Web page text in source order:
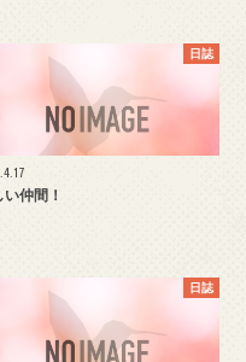
日誌
仲間！
日誌